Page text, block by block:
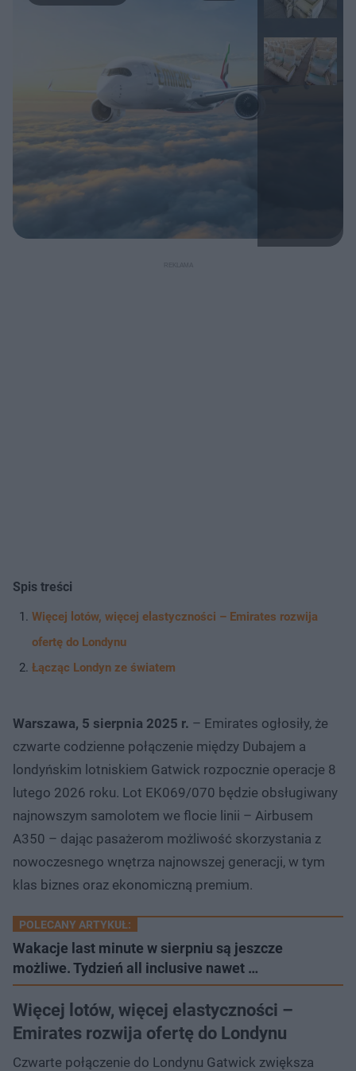
Spis treści
Więcej lotów, więcej elastyczności – Emirates rozwija
ofertę do Londynu
Łącząc Londyn ze światem
Warszawa, 5 sierpnia 2025 r. – Emirates ogłosiły, że
czwarte codzienne połączenie między Dubajem a
londyńskim lotniskiem Gatwick rozpocznie operacje 8
lutego 2026 roku. Lot EK069/070 będzie obsługiwany
najnowszym samolotem we flocie linii – Airbusem
A350 – dając pasażerom możliwość skorzystania z
nowoczesnego wnętrza najnowszej generacji, w tym
klas biznes oraz ekonomiczną premium.
POLECANY ARTYKUŁ:
Wakacje last minute w sierpniu są jeszcze
możliwe. Tydzień all inclusive nawet …
Więcej lotów, więcej elastyczności –
Emirates rozwija ofertę do Londynu
Czwarte połączenie do Londynu Gatwick zwiększa